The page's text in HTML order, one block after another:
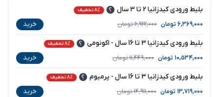
بلیط ورودی کیدزانیا 2 تا 3 سال 8% تخفیف
6,369,000 تومان 6,922,000تومان خرید
بلیط ورودی کیدزانیا 3 تا 16 سال - اکونومی 8% تخفیف
10,534,000 تومان 11,449,000تومان خرید
بلیط ورودی کیدزانیا 3 تا 16 سال - پرمیوم 8% تخفیف
13,719,000 تومان 14,911,000تومان خرید